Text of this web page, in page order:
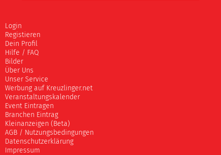
Login
Registieren
Dein Profil
Hilfe / FAQ
Bilder
Über Uns
Unser Service
Werbung auf Kreuzlinger.net
Veranstaltungskalender
Event Eintragen
Branchen Eintrag
Kleinanzeigen (Beta)
AGB / Nutzungsbedingungen
Datenschutzerklärung
Impressum